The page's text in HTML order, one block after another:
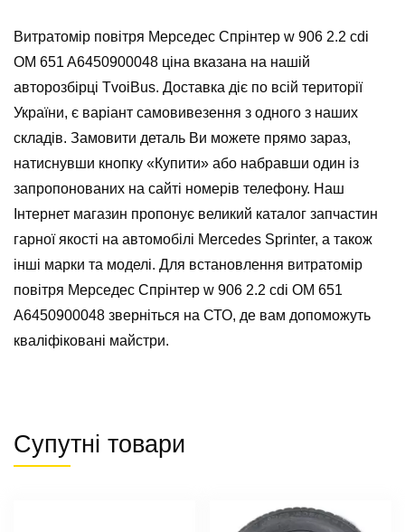
Витратомір повітря Мерседес Спрінтер w 906 2.2 cdi
OM 651 A6450900048 ціна вказана на нашій
авторозбірці TvoiBus. Доставка діє по всій території
України, є варіант самовивезення з одного з наших
складів. Замовити деталь Ви можете прямо зараз,
натиснувши кнопку «Купити» або набравши один із
запропонованих на сайті номерів телефону. Наш
Інтернет магазин пропонує великий каталог запчастин
гарної якості на автомобілі Mercedes Sprinter, а також
інші марки та моделі. Для встановлення витратомір
повітря Мерседес Спрінтер w 906 2.2 cdi OM 651
A6450900048 зверніться на СТО, де вам допоможуть
кваліфіковані майстри.
Супутні товари